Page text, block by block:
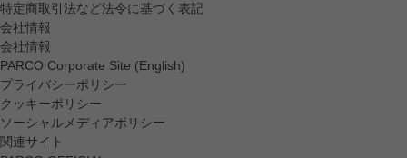
特定商取引法など法令に基づく表記
会社情報
会社情報
PARCO Corporate Site (English)
プライバシーポリシー
クッキーポリシー
ソーシャルメディアポリシー
関連サイト